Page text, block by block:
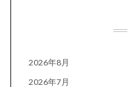
2026年8月
2026年7月